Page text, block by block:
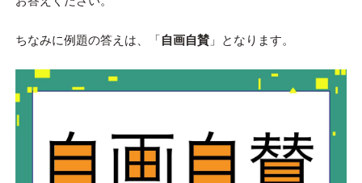
ちなみに例題の答えは、「自画自賛」となります。